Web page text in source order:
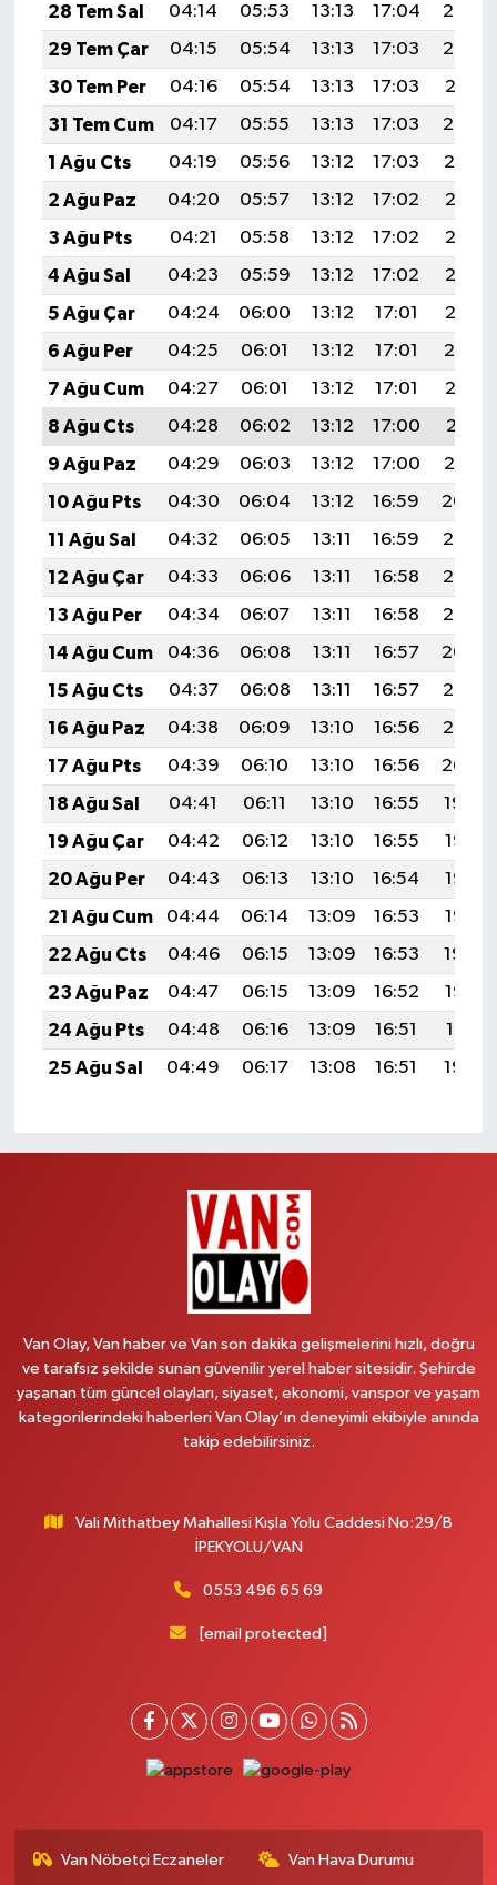
28 Tem Sal
04:14 05:53 13:13 17:04
20:23
29 Tem Çar
04:15 05:54 13:13 17:03
20:22
30 Tem Per
04:16 05:54 13:13 17:03
20:21
31 Tem Cum
04:17 05:55 13:13 17:03
20:20
1 Ağu Cts
04:19 05:56 13:12 17:03
20:19
2 Ağu Paz
04:20 05:57 13:12 17:02
20:18
3 Ağu Pts
04:21 05:58 13:12 17:02
20:17
4 Ağu Sal
04:23 05:59 13:12 17:02
20:16
5 Ağu Çar
04:24 06:00 13:12 17:01
20:15
6 Ağu Per
04:25 06:01 13:12 17:01
20:14
7 Ağu Cum
04:27 06:01 13:12 17:01
20:13
8 Ağu Cts
04:28 06:02 13:12 17:00
20:11
9 Ağu Paz
04:29 06:03 13:12 17:00
20:10
10 Ağu Pts
04:30 06:04 13:12 16:59
20:09
11 Ağu Sal
04:32 06:05 13:11 16:59
20:08
12 Ağu Çar
04:33 06:06 13:11 16:58
20:07
13 Ağu Per
04:34 06:07 13:11 16:58
20:05
14 Ağu Cum
04:36 06:08 13:11 16:57
20:04
15 Ağu Cts
04:37 06:08 13:11 16:57
20:03
16 Ağu Paz
04:38 06:09 13:10 16:56
20:02
17 Ağu Pts
04:39 06:10 13:10 16:56
20:00
18 Ağu Sal
04:41 06:11 13:10 16:55
19:59
19 Ağu Çar
04:42 06:12 13:10 16:55
19:58
20 Ağu Per
04:43 06:13 13:10 16:54
19:56
21 Ağu Cum
04:44 06:14 13:09 16:53
19:55
22 Ağu Cts
04:46 06:15 13:09 16:53
19:54
23 Ağu Paz
04:47 06:15 13:09 16:52
19:52
24 Ağu Pts
04:48 06:16 13:09 16:51
19:51
25 Ağu Sal
04:49 06:17 13:08 16:51 19:49
Van Olay, Van haber ve Van son dakika gelişmelerini hızlı, doğru
ve tarafsız şekilde sunan güvenilir yerel haber sitesidir. Şehirde
yaşanan tüm güncel olayları, siyaset, ekonomi, vanspor ve yaşam
kategorilerindeki haberleri Van Olay’ın deneyimli ekibiyle anında
takip edebilirsiniz.
Vali Mithatbey Mahallesi Kışla Yolu Caddesi No:29/B
İPEKYOLU/VAN
0553 496 65 69
[email protected]
Van Nöbetçi Eczaneler Van Hava Durumu